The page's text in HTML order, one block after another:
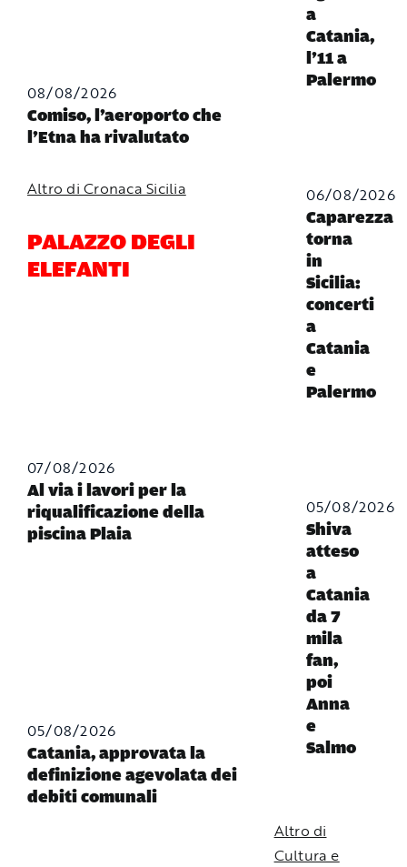
08/08/2026
Comiso, l’aeroporto che
l’Etna ha rivalutato
Altro di Cronaca Sicilia
PALAZZO DEGLI
ELEFANTI
07/08/2026
Al via i lavori per la
riqualificazione della
piscina Plaia
05/08/2026
Catania, approvata la
definizione agevolata dei
debiti comunali
a
Catania,
l’11 a
Palermo
06/08/2026
Caparezza
torna
in
Sicilia:
concerti
a
Catania
e
Palermo
05/08/2026
Shiva
atteso
a
Catania
da 7
mila
fan,
poi
Anna
e
Salmo
Altro di
Cultura e